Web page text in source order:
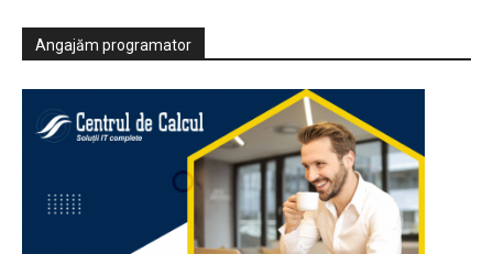
Angajăm programator